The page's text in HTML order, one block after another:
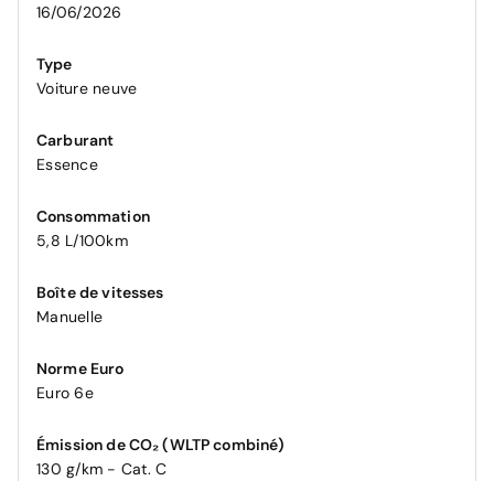
16/06/2026
Type
Voiture neuve
Carburant
Essence
Consommation
5,8 L/100km
Boîte de vitesses
Manuelle
Norme Euro
Euro 6e
Émission de CO₂ (WLTP combiné)
130 g/km - Cat. C